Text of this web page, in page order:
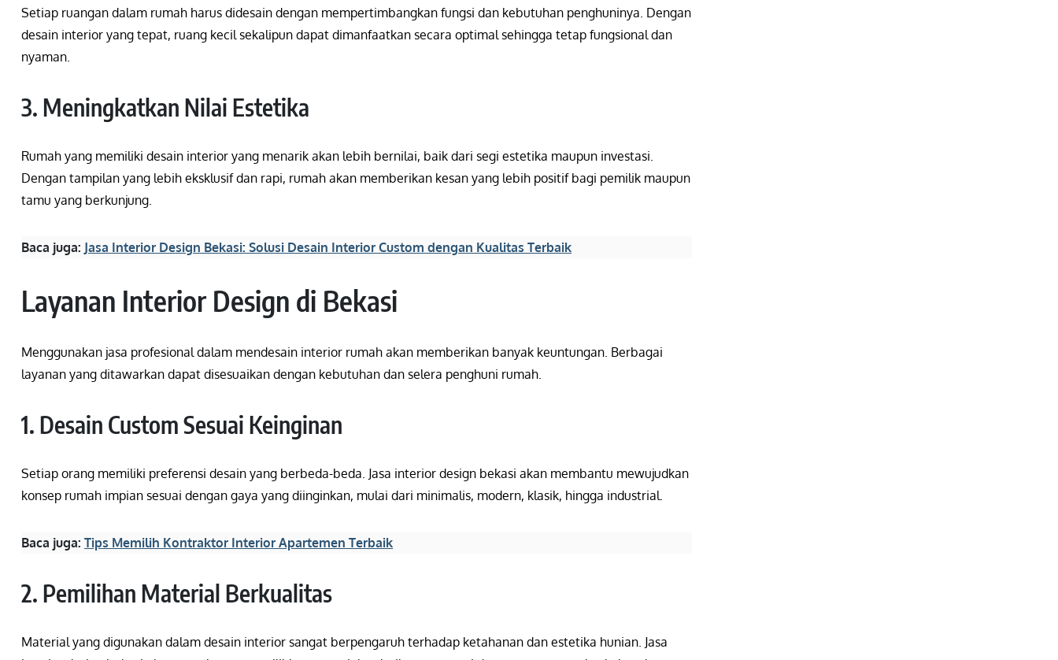
Setiap ruangan dalam rumah harus didesain dengan mempertimbangkan fungsi dan kebutuhan penghuninya. Dengan
desain interior yang tepat, ruang kecil sekalipun dapat dimanfaatkan secara optimal sehingga tetap fungsional dan
nyaman.
3. Meningkatkan Nilai Estetika
Rumah yang memiliki desain interior yang menarik akan lebih bernilai, baik dari segi estetika maupun investasi.
Dengan tampilan yang lebih eksklusif dan rapi, rumah akan memberikan kesan yang lebih positif bagi pemilik maupun
tamu yang berkunjung.
Baca juga: Jasa Interior Design Bekasi: Solusi Desain Interior Custom dengan Kualitas Terbaik
Layanan Interior Design di Bekasi
Menggunakan jasa profesional dalam mendesain interior rumah akan memberikan banyak keuntungan. Berbagai
layanan yang ditawarkan dapat disesuaikan dengan kebutuhan dan selera penghuni rumah.
1. Desain Custom Sesuai Keinginan
Setiap orang memiliki preferensi desain yang berbeda-beda. Jasa interior design bekasi akan membantu mewujudkan
konsep rumah impian sesuai dengan gaya yang diinginkan, mulai dari minimalis, modern, klasik, hingga industrial.
Baca juga: Tips Memilih Kontraktor Interior Apartemen Terbaik
2. Pemilihan Material Berkualitas
Material yang digunakan dalam desain interior sangat berpengaruh terhadap ketahanan dan estetika hunian. Jasa